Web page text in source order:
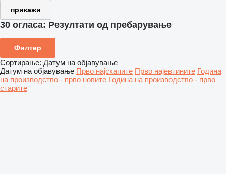
прикажи
30 огласа: Резултати од пребарување
Филтер
Сортирање: Датум на објавување
Датум на објавување Прво најскапите Прво најевтините Година
на производство - прво новите Година на производство - прво
старите